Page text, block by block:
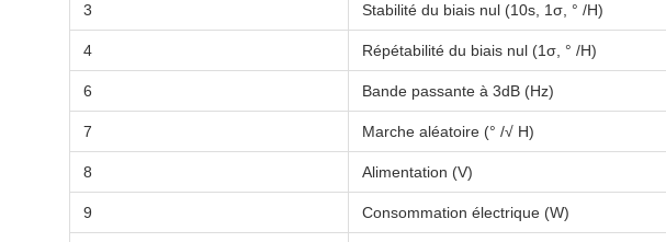
3 Stabilité du biais nul (10s, 1σ, ° /H)
4 Répétabilité du biais nul (1σ, ° /H)
6 Bande passante à 3dB (Hz)
7 Marche aléatoire (° /√ H)
8 Alimentation (V)
9 Consommation électrique (W)